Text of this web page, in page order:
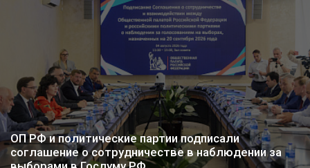
ОП РФ и политические партии подписали
соглашение о сотрудничестве в наблюдении за